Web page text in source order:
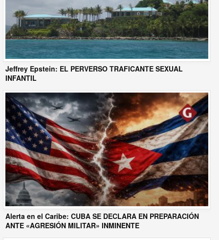
Jeffrey Epstein: EL PERVERSO TRAFICANTE SEXUAL
INFANTIL
Alerta en el Caribe: CUBA SE DECLARA EN PREPARACIÓN
ANTE «AGRESIÓN MILITAR» INMINENTE